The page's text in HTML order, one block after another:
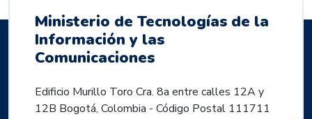
Ministerio de Tecnologías de la
Información y las
Comunicaciones
Edificio Murillo Toro Cra. 8a entre calles 12A y
12B Bogotá, Colombia - Código Postal 111711